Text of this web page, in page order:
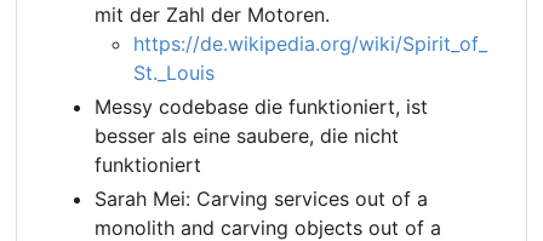
mit der Zahl der Motoren.
https://de.wikipedia.org/wiki/Spirit_of_
St._Louis
Messy codebase die funktioniert, ist
besser als eine saubere, die nicht
funktioniert
Sarah Mei: Carving services out of a
monolith and carving objects out of a